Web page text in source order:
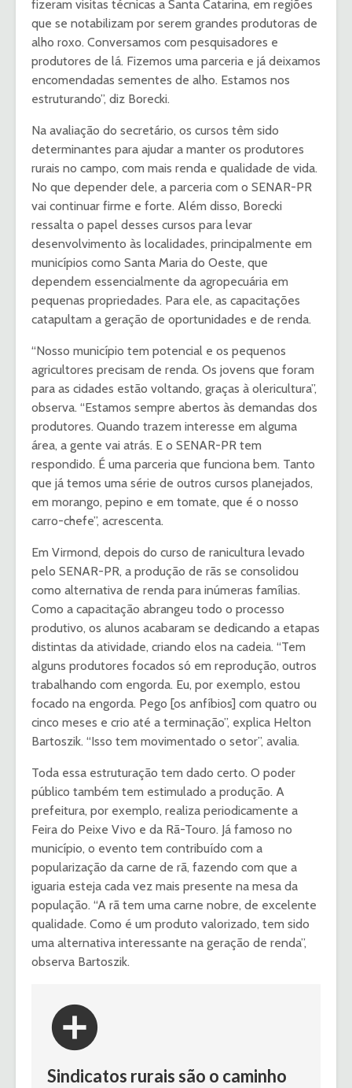
fizeram visitas técnicas a Santa Catarina, em regiões
que se notabilizam por serem grandes produtoras de
alho roxo. Conversamos com pesquisadores e
produtores de lá. Fizemos uma parceria e já deixamos
encomendadas sementes de alho. Estamos nos
estruturando”, diz Borecki.
Na avaliação do secretário, os cursos têm sido
determinantes para ajudar a manter os produtores
rurais no campo, com mais renda e qualidade de vida.
No que depender dele, a parceria com o SENAR-PR
vai continuar firme e forte. Além disso, Borecki
ressalta o papel desses cursos para levar
desenvolvimento às localidades, principalmente em
municípios como Santa Maria do Oeste, que
dependem essencialmente da agropecuária em
pequenas propriedades. Para ele, as capacitações
catapultam a geração de oportunidades e de renda.
“Nosso município tem potencial e os pequenos
agricultores precisam de renda. Os jovens que foram
para as cidades estão voltando, graças à olericultura”,
observa. “Estamos sempre abertos às demandas dos
produtores. Quando trazem interesse em alguma
área, a gente vai atrás. E o SENAR-PR tem
respondido. É uma parceria que funciona bem. Tanto
que já temos uma série de outros cursos planejados,
em morango, pepino e em tomate, que é o nosso
carro-chefe”, acrescenta.
Em Virmond, depois do curso de ranicultura levado
pelo SENAR-PR, a produção de rãs se consolidou
como alternativa de renda para inúmeras famílias.
Como a capacitação abrangeu todo o processo
produtivo, os alunos acabaram se dedicando a etapas
distintas da atividade, criando elos na cadeia. “Tem
alguns produtores focados só em reprodução, outros
trabalhando com engorda. Eu, por exemplo, estou
focado na engorda. Pego [os anfíbios] com quatro ou
cinco meses e crio até a terminação”, explica Helton
Bartoszik. “Isso tem movimentado o setor”, avalia.
Toda essa estruturação tem dado certo. O poder
público também tem estimulado a produção. A
prefeitura, por exemplo, realiza periodicamente a
Feira do Peixe Vivo e da Rã-Touro. Já famoso no
município, o evento tem contribuído com a
popularização da carne de rã, fazendo com que a
iguaria esteja cada vez mais presente na mesa da
população. “A rã tem uma carne nobre, de excelente
qualidade. Como é um produto valorizado, tem sido
uma alternativa interessante na geração de renda”,
observa Bartoszik.
add_circle
Sindicatos rurais são o caminho